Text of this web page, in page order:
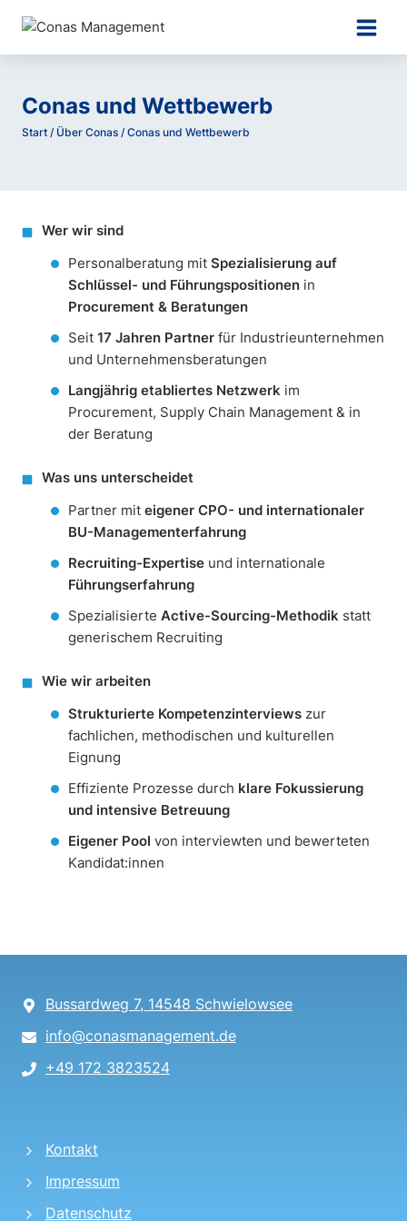
Inhalt
springen
Conas und Wettbewerb
Start / Über Conas / Conas und Wettbewerb
Wer wir sind
Personalberatung mit Spezialisierung auf
Schlüssel- und Führungspositionen in
Procurement & Beratungen
Seit 17 Jahren Partner für Industrieunternehmen
und Unternehmensberatungen
Langjährig etabliertes Netzwerk im
Procurement, Supply Chain Management & in
der Beratung
Was uns unterscheidet
Partner mit eigener CPO- und internationaler
BU-Managementerfahrung
Recruiting-Expertise und internationale
Führungserfahrung
Spezialisierte Active-Sourcing-Methodik statt
generischem Recruiting
Wie wir arbeiten
Strukturierte Kompetenzinterviews zur
fachlichen, methodischen und kulturellen
Eignung
Effiziente Prozesse durch klare Fokussierung
und intensive Betreuung
Eigener Pool von interviewten und bewerteten
Kandidat:innen
Bussardweg 7, 14548 Schwielowsee
info@conasmanagement.de
+49 172 3823524
Kontakt
Impressum
Datenschutz